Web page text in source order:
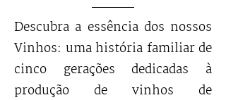
Descubra a essência dos nossos
Vinhos: uma história familiar de
cinco gerações dedicadas à
produção de vinhos de